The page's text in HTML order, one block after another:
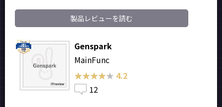
製品レビューを読む
Genspark
MainFunc
★★★★★
★★★★★ 4.2
12